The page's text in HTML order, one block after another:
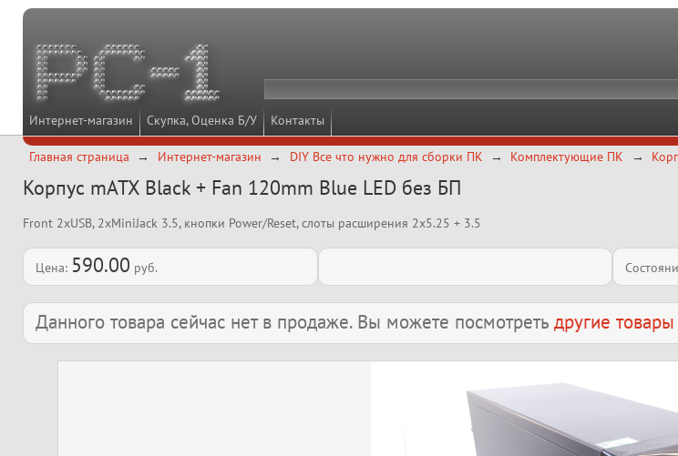
Интернет-магазин Скупка, Оценка Б/У Контакты
Главная страница Интернет-магазин DIY Все что нужно для сборки ПК Комплектующие ПК
Корпус mATX Black + Fan 120mm Blue LED без БП
Front 2xUSB, 2xMiniJack 3.5, кнопки Power/Reset, слоты расширения 2x5.25 + 3.5
Цена: 590.00 руб.
Данного товара сейчас нет в продаже. Вы можете посмотреть другие